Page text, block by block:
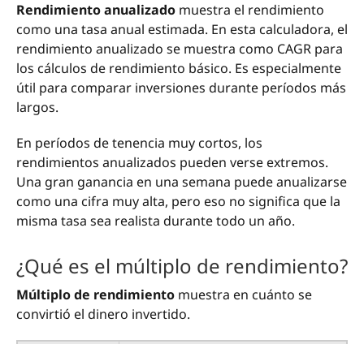
Rendimiento anualizado muestra el rendimiento
como una tasa anual estimada. En esta calculadora, el
rendimiento anualizado se muestra como CAGR para
los cálculos de rendimiento básico. Es especialmente
útil para comparar inversiones durante períodos más
largos.
En períodos de tenencia muy cortos, los
rendimientos anualizados pueden verse extremos.
Una gran ganancia en una semana puede anualizarse
como una cifra muy alta, pero eso no significa que la
misma tasa sea realista durante todo un año.
¿Qué es el múltiplo de rendimiento?
Múltiplo de rendimiento muestra en cuánto se
convirtió el dinero invertido.